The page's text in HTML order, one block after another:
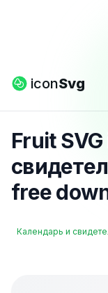
iconSvg
Fruit
free
Календарь и